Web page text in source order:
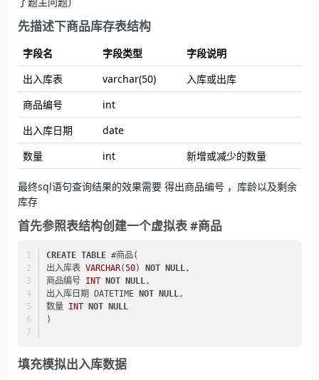
先描述下商品库存表结构
字段名 字段类型
字段说明
出入库表
varchar(50)
入库或出库
商品编号
int
出入库日期
date
数量
int 新增或减少的数量
最终sql语句查询结果的效果需要 得出商品编号 ，库龄以及剩余
库存
首先参照表结构创建一个虚拟表 #商品
CREATE TABLE #商品(
出入库表 VARCHAR(50) NOT NULL,
商品编号 INT NOT NULL,
出入库日期 DATETIME
NOT NULL,
数量 INT
NOT NULL
)
填充模拟出入库数据